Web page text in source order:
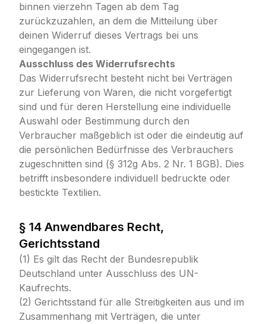
binnen vierzehn Tagen ab dem Tag
zurückzuzahlen, an dem die Mitteilung über
deinen Widerruf dieses Vertrags bei uns
eingegangen ist.
Ausschluss des Widerrufsrechts
Das Widerrufsrecht besteht nicht bei Verträgen
zur Lieferung von Waren, die nicht vorgefertigt
sind und für deren Herstellung eine individuelle
Auswahl oder Bestimmung durch den
Verbraucher maßgeblich ist oder die eindeutig auf
die persönlichen Bedürfnisse des Verbrauchers
zugeschnitten sind (§ 312g Abs. 2 Nr. 1 BGB). Dies
betrifft insbesondere individuell bedruckte oder
bestickte Textilien.
§ 14 Anwendbares Recht,
Gerichtsstand
(1) Es gilt das Recht der Bundesrepublik
Deutschland unter Ausschluss des UN-
Kaufrechts.
(2) Gerichtsstand für alle Streitigkeiten aus und im
Zusammenhang mit Verträgen, die unter